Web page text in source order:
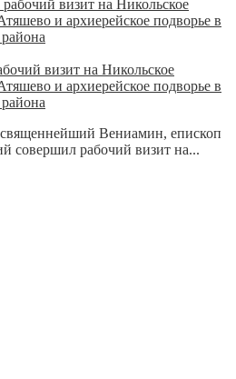
визит на Никольское
и архиерейское подворье в
Вениамин, епископ
совершил рабочий визит на...